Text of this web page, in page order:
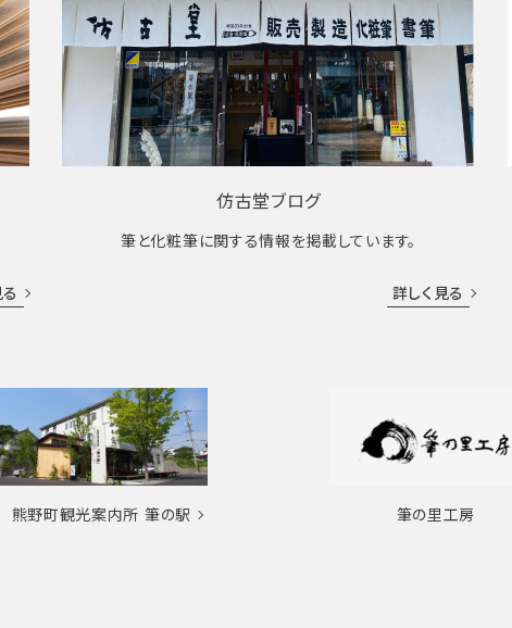
仿古堂ブログ
筆と化粧筆に関する情報を掲載しています。
詳しく見る
熊野町観光案内所 筆の駅 筆の里工房